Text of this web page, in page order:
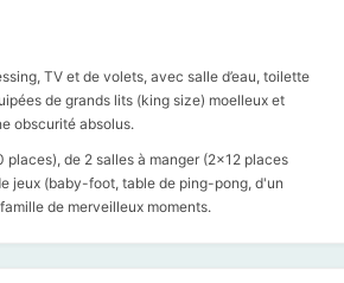
TV et de volets, avec salle d’eau, toilette
de grands lits (king size) moelleux et
obscurité absolus.
de 2 salles à manger (2x12 places
jeux (baby-foot, table de ping-pong, d'un
de merveilleux moments.